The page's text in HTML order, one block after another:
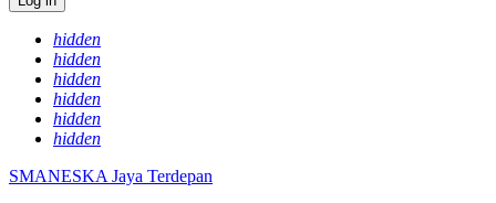
hidden
hidden
hidden
hidden
hidden
hidden
SMANESKA Jaya Terdepan